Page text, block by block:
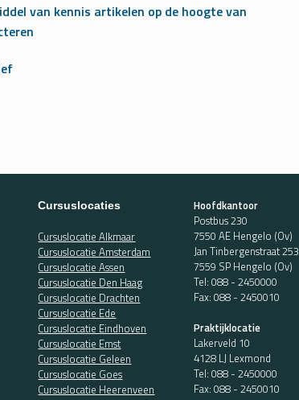
van kennis artikelen op de hoogte van
Cursuslocaties
Cursuslocatie Alkmaar
Cursuslocatie Amsterdam
Cursuslocatie Assen
Cursuslocatie Den Haag
Cursuslocatie Drachten
Cursuslocatie Ede
Cursuslocatie Eindhoven
Cursuslocatie Emst
Cursuslocatie Geleen
Cursuslocatie Goes
Cursuslocatie Heerenveen
Hoofdkantoor
Postbus 230
7550 AE Hengelo (Ov)
Jan Tinbergenstraat 253
7559 SP Hengelo (Ov)
Tel:088 - 2450000
Fax: 088 - 2450010
Praktijklocatie
Lakerveld 10
4128 LJ Lexmond
Tel:088 - 2450000
Fax: 088 - 2450010